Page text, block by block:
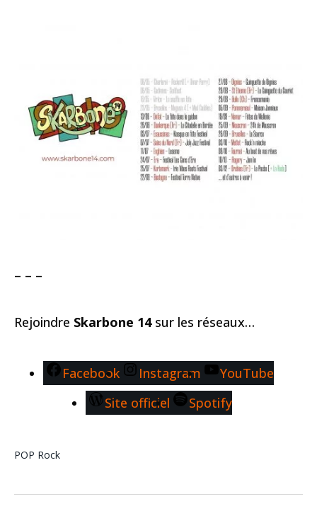
– – –
Rejoindre Skarbone 14 sur les réseaux…
Facebook Instagram
YouTube
Site officiel
Spotify
POP Rock